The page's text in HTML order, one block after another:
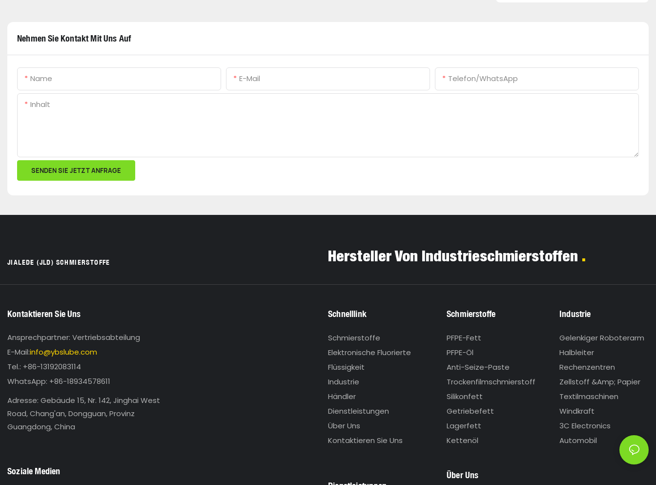
Nehmen Sie Kontakt Mit Uns Auf
Name E-Mail Telefon/WhatsApp
Inhalt
SENDEN SIE JETZT ANFRAGE
JIALEDE (JLD) SCHMIERSTOFFE Hersteller Von Industrieschmierstoffen .
Kontaktieren Sie Uns
Ansprechpartner: Vertriebsabteilung
E-Mail:info@ybslube.com
Tel.: +86-13192083114
WhatsApp: +86-18934578611
Adresse: Gebäude 15, Nr. 142, Jinghai West
Road, Chang'an, Dongguan, Provinz
Guangdong, China
Soziale Medien
Schnelllink
Schmierstoffe
Elektronische Fluorierte
Flüssigkeit
Industrie
Händler
Dienstleistungen
Über Uns
Kontaktieren Sie Uns
Schmierstoffe
PFPE-Fett
PFPE-Öl
Anti-Seize-Paste
Trockenfilmschmierstoff
Silikonfett
Getriebefett
Lagerfett
Kettenöl
Über Uns
Industrie
Gelenkiger Roboterarm
Halbleiter
Rechenzentren
Zellstoff &amp; Papier
Textilmaschinen
Windkraft
3C Electronics
Automobil